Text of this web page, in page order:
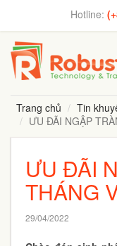
Hotline:
Trang chủ
Tin
ƯU ĐÃI NGẬP
ƯU ĐÃI
THÁNG
29/04/2022